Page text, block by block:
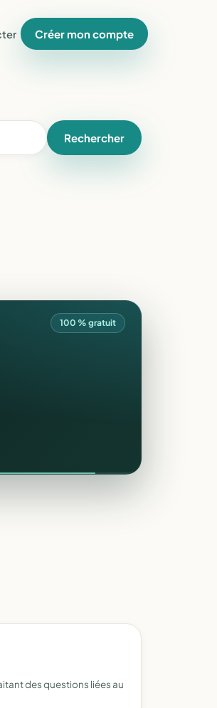
Créer mon compte
Rechercher
100 % gratuit
des questions liées au